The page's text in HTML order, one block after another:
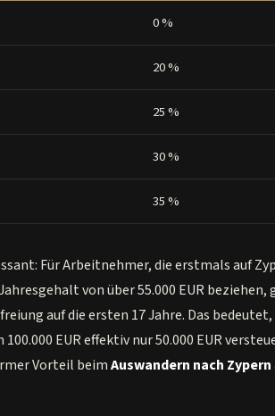
0 %
20 %
25 %
30 %
35 %
Für Arbeitnehmer, die erstmals auf
von über 55.000 EUR beziehen,
auf die ersten 17 Jahre. Das bedeutet,
EUR effektiv nur 50.000 EUR
Vorteil beimAuswandern nach Zypern